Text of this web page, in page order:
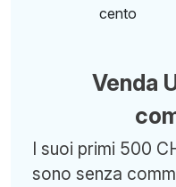
Venda
I suoi primi 500
sono senza